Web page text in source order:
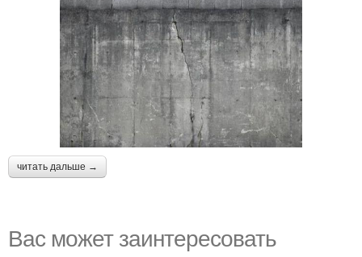
читать дальше →
Вас может заинтересовать